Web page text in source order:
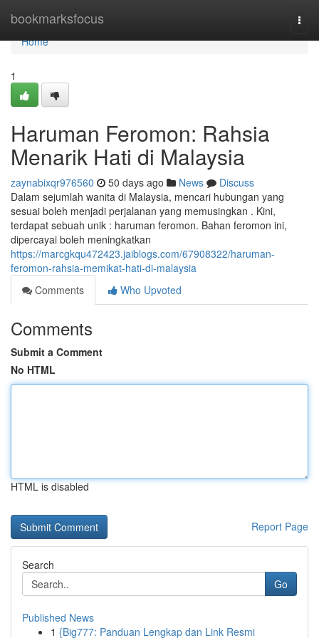
bookmarksfocus
Home
Home
1
Haruman Feromon: Rahsia
Menarik Hati di Malaysia
zaynabixqr976560 50 days ago News
Discuss
Dalam sejumlah wanita di Malaysia, mencari hubungan yang
sesuai boleh menjadi perjalanan yang memusingkan . Kini,
terdapat sebuah unik : haruman feromon. Bahan feromon ini,
dipercayai boleh meningkatkan
https://marcgkqu472423.jaiblogs.com/67908322/haruman-
feromon-rahsia-memikat-hati-di-malaysia
Comments
Who Upvoted
Comments
Submit a Comment
No HTML
HTML is disabled
Report Page
Search
Go
Published News
1 {Big777: Panduan Lengkap dan Link Resmi